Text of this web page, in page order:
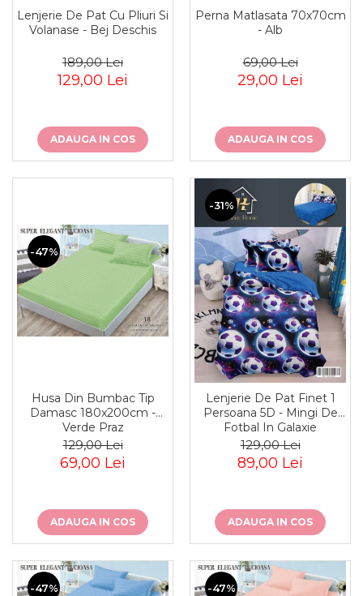
Lenjerie De Pat Cu Pliuri Si
Volanase - Bej Deschis
189,00 Lei
129,00 Lei
ADAUGA IN COS
Perna Matlasata 70x70cm
- Alb
69,00 Lei
29,00 Lei
ADAUGA IN COS
-47%
Husa Din Bumbac Tip
Damasc 180x200cm -
Verde Praz
129,00 Lei
69,00 Lei
ADAUGA IN COS
-31%
Lenjerie De Pat Finet 1
Persoana 5D - Mingi De
Fotbal In Galaxie
129,00 Lei
89,00 Lei
ADAUGA IN COS
-47% -47%